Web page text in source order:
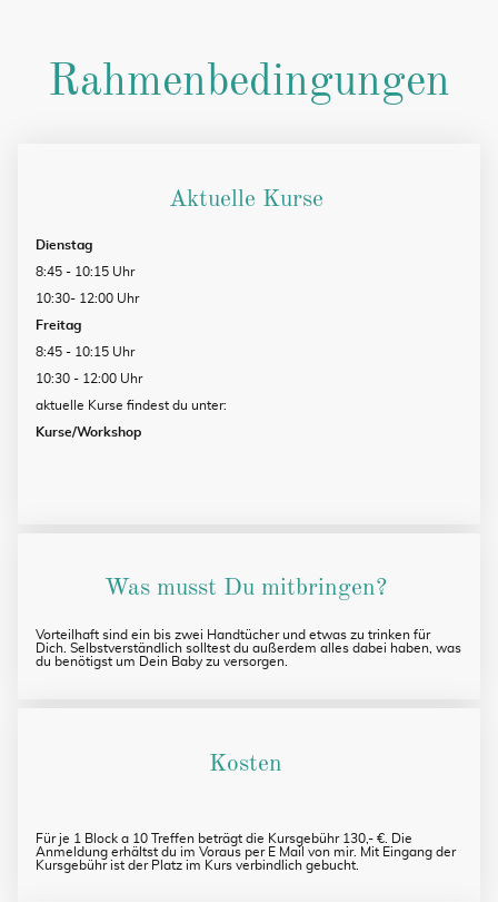
Rahmenbedingungen
Aktuelle Kurse
Dienstag
8:45 - 10:15 Uhr
10:30- 12:00 Uhr
Freitag
8:45 - 10:15 Uhr
10:30 - 12:00 Uhr
aktuelle Kurse findest du unter:
Kurse/Workshop
Was musst Du mitbringen?
Vorteilhaft sind ein bis zwei Handtücher und etwas zu trinken für
Dich. Selbstverständlich solltest du außerdem alles dabei haben, was
du benötigst um Dein Baby zu versorgen.
Kosten
Für je 1 Block a 10 Treffen beträgt die Kursgebühr 130,- €. Die
Anmeldung erhältst du im Voraus per E Mail von mir. Mit Eingang der
Kursgebühr ist der Platz im Kurs verbindlich gebucht.